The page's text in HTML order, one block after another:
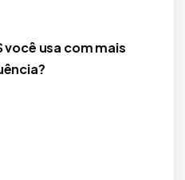
você usa com mais